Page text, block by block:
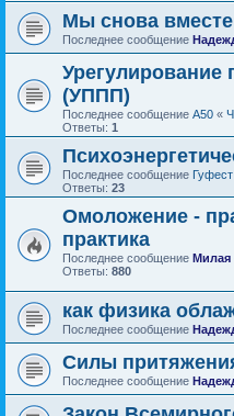
Мы снова вместе
Последнее сообщение
Урегулирование
(УППП)
Последнее сообщение А50 «
Ответы: 1
Последнее сообщение Гуфест
Ответы: 23
Омоложение -
практика
Последнее сообщение Милая
Ответы: 880
как физика
Последнее сообщение
Силы
Последнее сообщение